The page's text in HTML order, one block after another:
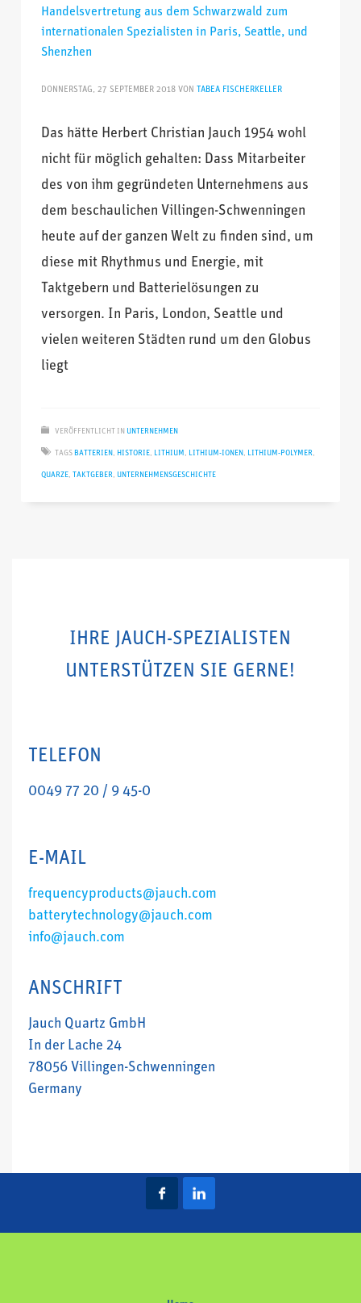
Handelsvertretung aus dem Schwarzwald zum
internationalen Spezialisten in Paris, Seattle, und
Shenzhen
DONNERSTAG, 27 SEPTEMBER 2018 VON TABEA FISCHERKELLER
Das hätte Herbert Christian Jauch 1954 wohl
nicht für möglich gehalten: Dass Mitarbeiter
des von ihm gegründeten Unternehmens aus
dem beschaulichen Villingen-Schwenningen
heute auf der ganzen Welt zu finden sind, um
diese mit Rhythmus und Energie, mit
Taktgebern und Batterielösungen zu
versorgen. In Paris, London, Seattle und
vielen weiteren Städten rund um den Globus
liegt
VERÖFFENTLICHT IN UNTERNEHMEN
TAGS BATTERIEN, HISTORIE, LITHIUM , LITHIUM-IONEN, LITHIUM-POLYMER,
QUARZE,TAKTGEBER, UNTERNEHMENSGESCHICHTE
IHRE JAUCH-SPEZIALISTEN
UNTERSTÜTZEN SIE GERNE!
TELEFON
0049 77 20 / 9 45-0
E-MAIL
frequencyproducts@jauch.com
batterytechnology@jauch.com
info@jauch.com
ANSCHRIFT
Jauch Quartz GmbH
In der Lache 24
78056 Villingen-Schwenningen
Germany